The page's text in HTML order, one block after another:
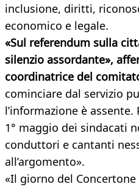
inclusione, diritti,
economico e legale.
«Sul referendum sulla
silenzio assordante»,
coordinatrice del
cominciare dal servizio
l’informazione è
1° maggio dei sindacati
conduttori e cantanti
all’argomento».
«Il giorno del